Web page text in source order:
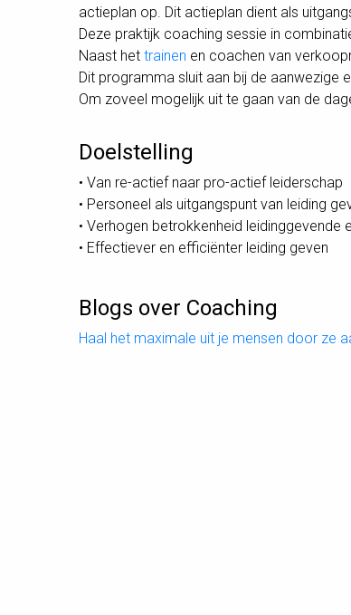
actieplan op. Dit actieplan dient als
Deze praktijk coaching sessie in
Naast het trainen en coachen van
Dit programma sluit aan bij de aanwezige
Om zoveel mogelijk uit te gaan van de
Doelstelling
• Van re-actief naar pro-actief leiderschap
• Personeel als uitgangspunt van leiding
• Verhogen betrokkenheid leidinggevende
• Effectiever en efficiënter leiding geven
Blogs over Coaching
Haal het maximale uit je mensen door ze